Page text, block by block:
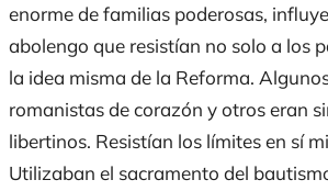
enorme de familias poderosas,
abolengo que resistían no solo a los
la idea misma de la Reforma.
romanistas de corazón y otros eran
libertinos. Resistían los límites en sí
Utilizaban el sacramento del